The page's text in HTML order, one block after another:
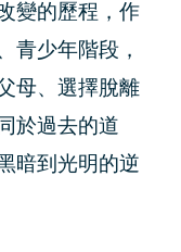
變的歷程，作
青少年階段，
母、選擇脫離
於過去的道
暗到光明的逆